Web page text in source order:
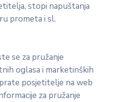
stopi napuštanja
prometa i sl.
se za pružanje
oglasa i marketinških
posjetitelje na web
za pružanje